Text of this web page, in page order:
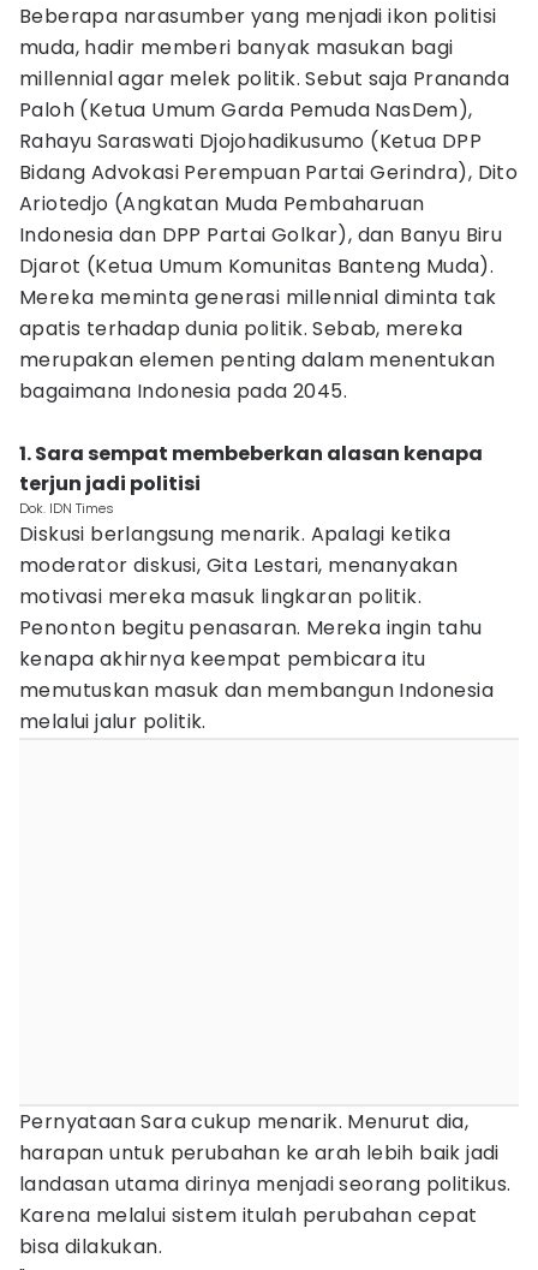
Beberapa narasumber yang menjadi ikon politisi
muda, hadir memberi banyak masukan bagi
millennial agar melek politik. Sebut saja Prananda
Paloh (Ketua Umum Garda Pemuda NasDem),
Rahayu Saraswati Djojohadikusumo (Ketua DPP
Bidang Advokasi Perempuan Partai Gerindra), Dito
Ariotedjo (Angkatan Muda Pembaharuan
Indonesia dan DPP Partai Golkar), dan Banyu Biru
Djarot (Ketua Umum Komunitas Banteng Muda).
Mereka meminta generasi millennial diminta tak
apatis terhadap dunia politik. Sebab, mereka
merupakan elemen penting dalam menentukan
bagaimana Indonesia pada 2045.
1. Sara sempat membeberkan alasan kenapa
terjun jadi politisi
Dok. IDN Times
Diskusi berlangsung menarik. Apalagi ketika
moderator diskusi, Gita Lestari, menanyakan
motivasi mereka masuk lingkaran politik.
Penonton begitu penasaran. Mereka ingin tahu
kenapa akhirnya keempat pembicara itu
memutuskan masuk dan membangun Indonesia
melalui jalur politik.
Pernyataan Sara cukup menarik. Menurut dia,
harapan untuk perubahan ke arah lebih baik jadi
landasan utama dirinya menjadi seorang politikus.
Karena melalui sistem itulah perubahan cepat
bisa dilakukan.